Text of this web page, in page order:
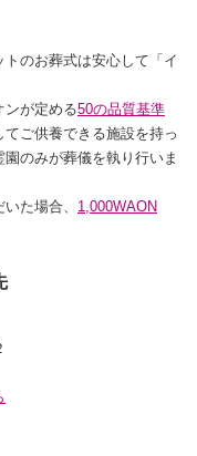
のお葬式は安心して「イ
ンが定める50の品質基準
てご供養できる施設を持っ
のみが葬儀を執り行いま
た場合、 1,000WAON